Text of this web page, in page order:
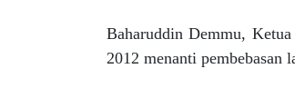
Baharuddin Demmu,
2012 menanti pembebasan